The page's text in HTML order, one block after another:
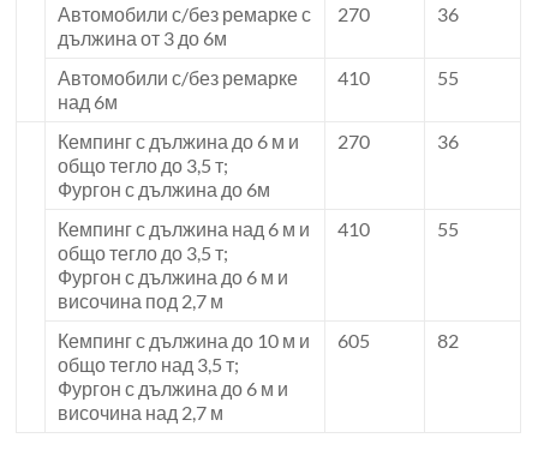
Автомобили с/без ремарке с
дължина от 3 до 6м
270 36
Автомобили с/без ремарке
над 6м
410 55
Кемпинг с дължина до 6 м и
общо тегло до 3,5 т;
Фургон с дължина до 6м
270 36
Кемпинг с дължина над 6 м и
общо тегло до 3,5 т;
Фургон с дължина до 6 м и
височина под 2,7 м
410 55
Кемпинг с дължина до 10 м и
общо тегло над 3,5 т;
Фургон с дължина до 6 м и
височина над 2,7 м
605 82